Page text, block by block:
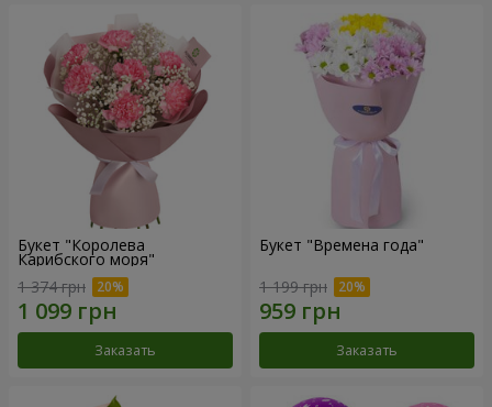
Букет "Королева
Карибского моря"
1 374 грн
Заказать
Букет "Времена года"
1 199 грн
Заказать